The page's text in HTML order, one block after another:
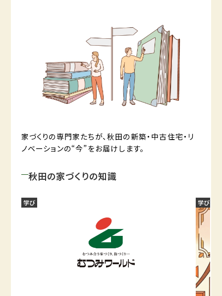
家づくりの専門家たちが、秋田の新築・中古住宅・リ
ノベーションの“今”をお届けします。
秋田の家づくりの知識
学び 学び